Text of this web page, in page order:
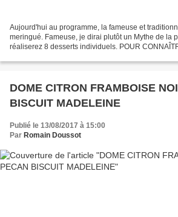
Aujourd'hui au programme, la fameuse et
meringué. Fameuse, je dirai plutôt un Mythe de la
réaliserez 8 desserts individuels. POUR
DOME CITRON FRAMBOISE
BISCUIT MADELEINE
Publié le 13/08/2017 à 15:00
Par Romain Doussot